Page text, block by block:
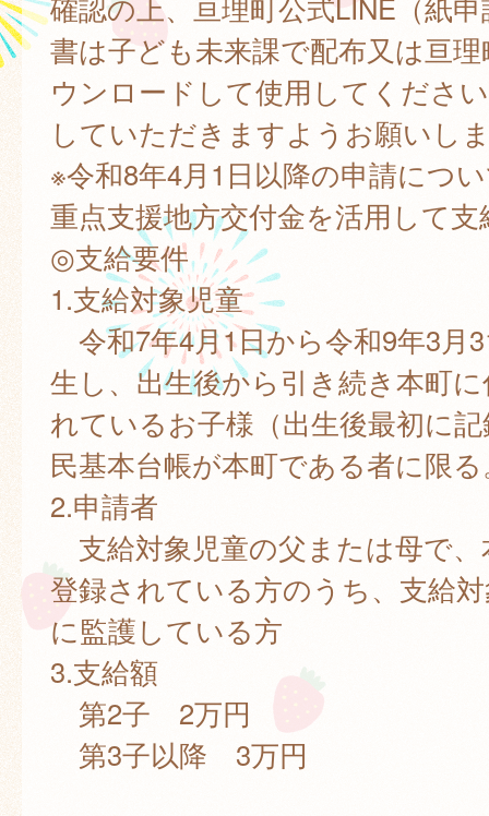
確認の上、亘理町公式LINE（紙
書は子ども未来課で配布又は亘
ウンロードして使用してくださ
していただきますようお願いし
※令和8年4月1日以降の申請につ
重点支援地方交付金を活用して
◎支給要件
1.支給対象児童
令和7年4月1日から令和9年3月
生し、出生後から引き続き本町
れているお子様（出生後最初に
民基本台帳が本町である者に限
2.申請者
支給対象児童の父または母で、
登録されている方のうち、支給
に監護している方
3.支給額
第2子 2万円
第3子以降 3万円